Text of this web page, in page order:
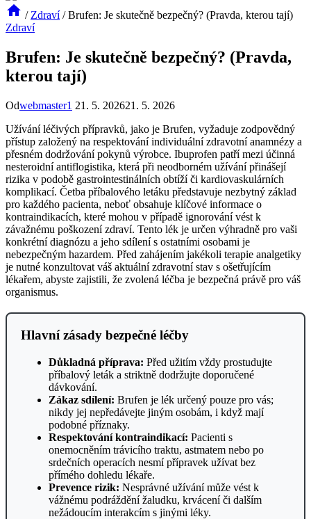
/ Zdraví / Brufen: Je skutečně bezpečný? (Pravda, kterou tají)
Zdraví
Brufen: Je skutečně bezpečný? (Pravda,
kterou tají)
Odwebmaster1 21. 5. 202621. 5. 2026
Užívání léčivých přípravků, jako je Brufen, vyžaduje zodpovědný
přístup založený na respektování individuální zdravotní anamnézy a
přesném dodržování pokynů výrobce. Ibuprofen patří mezi účinná
nesteroidní antiflogistika, která při neodborném užívání přinášejí
rizika v podobě gastrointestinálních obtíží či kardiovaskulárních
komplikací. Četba příbalového letáku představuje nezbytný základ
pro každého pacienta, neboť obsahuje klíčové informace o
kontraindikacích, které mohou v případě ignorování vést k
závažnému poškození zdraví. Tento lék je určen výhradně pro vaši
konkrétní diagnózu a jeho sdílení s ostatními osobami je
nebezpečným hazardem. Před zahájením jakékoli terapie analgetiky
je nutné konzultovat váš aktuální zdravotní stav s ošetřujícím
lékařem, abyste zajistili, že zvolená léčba je bezpečná právě pro váš
organismus.
Hlavní zásady bezpečné léčby
Důkladná příprava: Před užitím vždy prostudujte
příbalový leták a striktně dodržujte doporučené
dávkování.
Zákaz sdílení: Brufen je lék určený pouze pro vás;
nikdy jej nepředávejte jiným osobám, i když mají
podobné příznaky.
Respektování kontraindikací: Pacienti s
onemocněním trávicího traktu, astmatem nebo po
srdečních operacích nesmí přípravek užívat bez
přímého dohledu lékaře.
Prevence rizik: Nesprávné užívání může vést k
vážnému podráždění žaludku, krvácení či dalším
nežádoucím interakcím s jinými léky.